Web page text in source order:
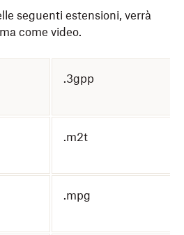
seguenti estensioni, verrà
come video.
.3gpp
.m2t
.mpg